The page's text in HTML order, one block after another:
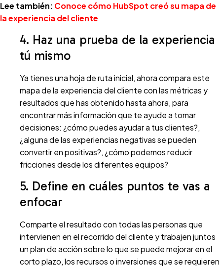
Lee también: Conoce cómo HubSpot creó su mapa de
la experiencia del cliente
4. Haz una prueba de la experiencia
tú mismo
Ya tienes una hoja de ruta inicial, ahora compara este
mapa de la experiencia del cliente con las métricas y
resultados que has obtenido hasta ahora, para
encontrar más información que te ayude a tomar
decisiones: ¿cómo puedes ayudar a tus clientes?,
¿alguna de las experiencias negativas se pueden
convertir en positivas?, ¿cómo podemos reducir
fricciones desde los diferentes equipos?
5. Define en cuáles puntos te vas a
enfocar
Comparte el resultado con todas las personas que
intervienen en el recorrido del cliente y trabajen juntos
un plan de acción sobre lo que se puede mejorar en el
corto plazo, los recursos o inversiones que se requieren